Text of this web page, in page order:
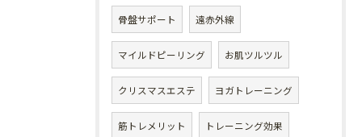
骨盤サポート 遠赤外線
マイルドピーリング お肌ツルツル
クリスマスエステ ヨガトレーニング
筋トレメリット トレーニング効果